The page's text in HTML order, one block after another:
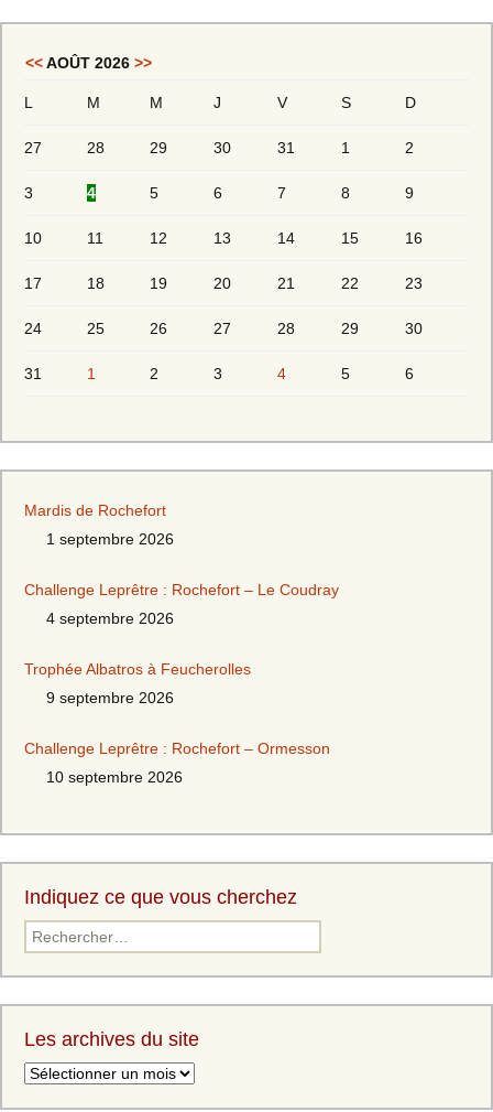
<<AOÛT 2026 >>
L M M J V S D
27 28 29 30 31 1 2
3 4 5 6 7 8 9
10 11 12 13 14 15 16
17 18 19 20 21 22 23
24 25 26 27 28 29 30
31 1 2 3 4 5 6
Mardis de Rochefort
1 septembre 2026
Challenge Leprêtre : Rochefort – Le Coudray
4 septembre 2026
Trophée Albatros à Feucherolles
9 septembre 2026
Challenge Leprêtre : Rochefort – Ormesson
10 septembre 2026
Indiquez ce que vous cherchez
Rechercher :
Les archives du site
Les